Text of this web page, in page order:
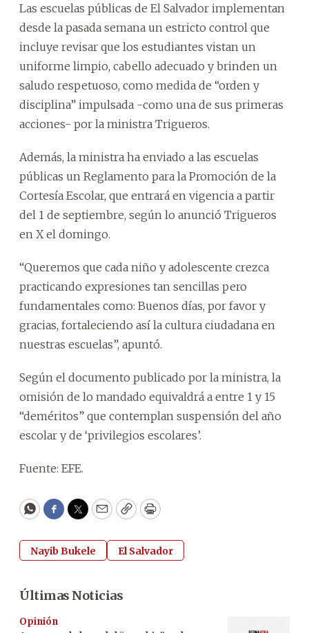
Las escuelas públicas de El Salvador implementan
desde la pasada semana un estricto control que
incluye revisar que los estudiantes vistan un
uniforme limpio, cabello adecuado y brinden un
saludo respetuoso, como medida de “orden y
disciplina” impulsada -como una de sus primeras
acciones- por la ministra Trigueros.
Además, la ministra ha enviado a las escuelas
públicas un Reglamento para la Promoción de la
Cortesía Escolar, que entrará en vigencia a partir
del 1 de septiembre, según lo anunció Trigueros
en X el domingo.
“Queremos que cada niño y adolescente crezca
practicando expresiones tan sencillas pero
fundamentales como: Buenos días, por favor y
gracias, fortaleciendo así la cultura ciudadana en
nuestras escuelas”, apuntó.
Según el documento publicado por la ministra, la
omisión de lo mandado equivaldrá a entre 1 y 15
“deméritos” que contemplan suspensión del año
escolar y de ‘privilegios escolares’.
Fuente: EFE.
WhatsApp
Facebook
Twitter
EmailCopyPrint
Nayib Bukele El Salvador
Últimas Noticias
Opinión